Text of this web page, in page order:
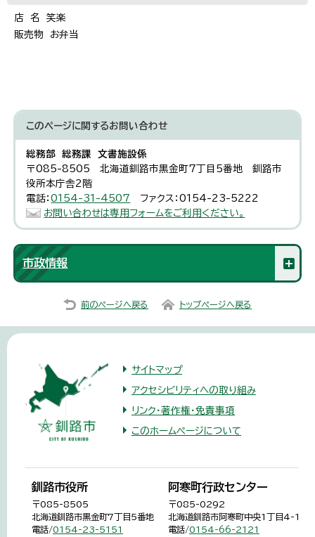
店 名 笑楽
販売物 お弁当
このページに関するお問い合わせ
総務部 総務課 文書施設係
〒085-8505 北海道釧路市黒金町7丁目5番地 釧路市
役所本庁舎2階
電話：0154-31-4507
ファクス：0154-23-5222
お問い合わせは専用フォームをご利用ください。
市政情報
前のページへ戻る トップページへ戻る
サイトマップ
アクセシビリティへの取り組み
リンク・著作権・免責事項
このホームページについて
釧路市役所
〒085-8505
北海道釧路市黒金町7丁目5番地
電話/0154-23-5151
阿寒町行政センター
〒085-0292
北海道釧路市阿寒町中央1丁目4-1
電話/0154-66-2121